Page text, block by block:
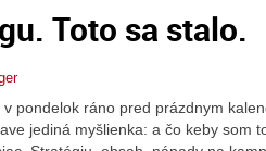
Toto sa stalo.
pondelok ráno pred prázdnym
jediná myšlienka: a čo keby som